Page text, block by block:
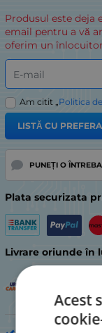
Produsul este deja
email pentru a vă
oferim un
E-mail
Am citit „Politica
LISTĂ CU
PUNEȚI O
Plata securizata
Livrare oriunde în
Acest